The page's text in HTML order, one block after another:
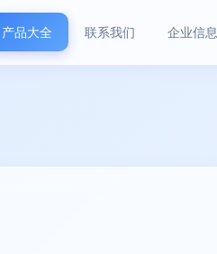
产品大全 联系我们 企业信息